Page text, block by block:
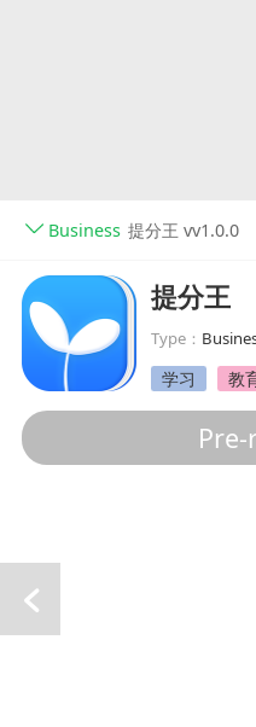
Business 提分王 vv1.0.0
提分王
Type：
学习
教